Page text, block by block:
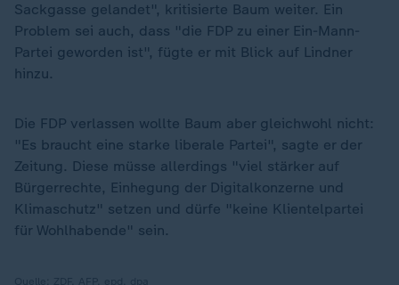
Sackgasse gelandet", kritisierte Baum weiter. Ein
Problem sei auch, dass "die FDP zu einer Ein-Mann-
Partei geworden ist", fügte er mit Blick auf Lindner
hinzu.
Die FDP verlassen wollte Baum aber gleichwohl nicht:
"Es braucht eine starke liberale Partei", sagte er der
Zeitung. Diese müsse allerdings "viel stärker auf
Bürgerrechte, Einhegung der Digitalkonzerne und
Klimaschutz" setzen und dürfe "keine Klientelpartei
für Wohlhabende" sein.